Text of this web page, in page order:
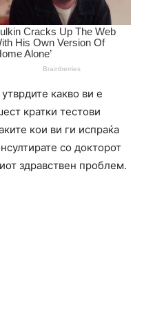
какво ви е
кратки тестови
кои ви ги испраќа
со докторот
здравствен проблем.